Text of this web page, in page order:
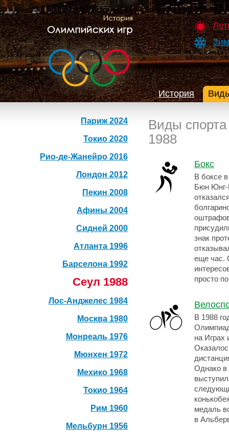
История
Париж 2024
Токио 2020
Рио-де-Жанейро 2016
Лондон 2012
Пекин 2008
Афины 2004
Сидней 2000
Атланта 1996
Барселона 1992
Сеул 1988
Лос-Анджелес 1984
Москва 1980
Монреаль 1976
Мюнхен 1972
Мехико 1968
Токио 1964
Рим 1960
Мельбурн 1956
Виды
1988
Бокс
В боксе
Бюн Юнг-
знак
еще час.
просто
В 1988
на Играх
Однако в
медаль
в